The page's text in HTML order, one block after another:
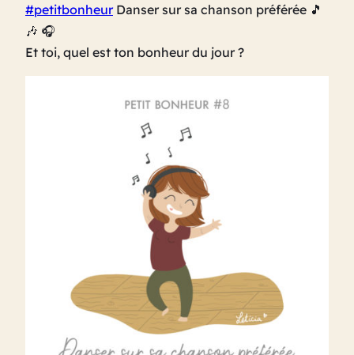
#petitbonheurDanser sur sa chanson préférée 🎵
🎶 🎧
Et toi, quel est ton bonheur du jour ?